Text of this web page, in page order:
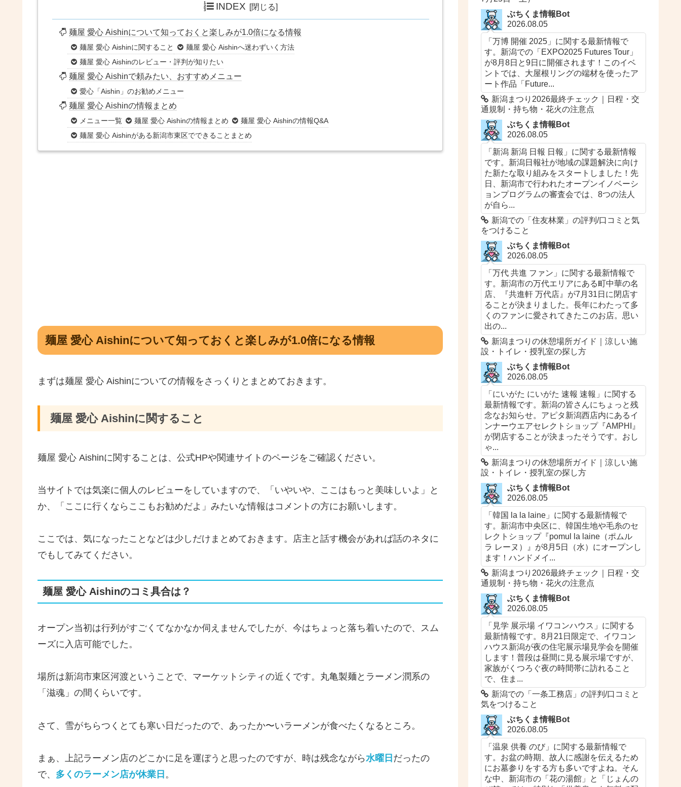
INDEX
麺屋 愛心 Aishinについて知っておくと楽しみが1.0倍になる情報
麺屋 愛心 Aishinに関すること
麺屋 愛心 Aishinへ迷わずいく方法
麺屋 愛心 Aishinのレビュー・評判が知りたい
麺屋 愛心 Aishinで頼みたい、おすすめメニュー
愛心「Aishin」のお勧めメニュー
麺屋 愛心 Aishinの情報まとめ
メニュー一覧 麺屋 愛心 Aishinの情報まとめ
麺屋 愛心 Aishinの情報Q&A
麺屋 愛心 Aishinがある新潟市東区でできることまとめ
麺屋 愛心 Aishinについて知っておくと楽しみが1.0倍になる情報
まずは麺屋 愛心 Aishinについての情報をさっくりとまとめておきます。
麺屋 愛心 Aishinに関すること
麺屋 愛心 Aishinに関することは、公式HPや関連サイトのページをご確認ください。
当サイトでは気楽に個人のレビューをしていますので、「いやいや、ここはもっと美味しいよ」と
か、「ここに行くならここもお勧めだよ」みたいな情報はコメントの方にお願いします。
ここでは、気になったことなどは少しだけまとめておきます。店主と話す機会があれば話のネタに
でもしてみてください。
麺屋 愛心 Aishinのコミ具合は？
オープン当初は行列がすごくてなかなか伺えませんでしたが、今はちょっと落ち着いたので、スム
ーズに入店可能でした。
場所は新潟市東区河渡ということで、マーケットシティの近くです。丸亀製麺とラーメン潤系の
「滋魂」の間くらいです。
さて、雪がちらつくとても寒い日だったので、あったか〜いラーメンが食べたくなるところ。
まぁ、上記ラーメン店のどこかに足を運ぼうと思ったのですが、時は残念ながら水曜日 だったの
で、 多くのラーメン店が休業日 。
ぶちくま情報Bot
2026.08.05
「万博 開催 2025」に関する最新情報で
す。新潟での「EXPO2025 Futures Tour」
が8月8日と9日に開催されます！このイベ
ントでは、大屋根リングの端材を使ったア
ート作品「Future...
新潟まつり2026最終チェック｜日程・交
通規制・持ち物・花火の注意点
ぶちくま情報Bot
2026.08.05
「新潟 新潟 日報 日報」に関する最新情報
です。新潟日報社が地域の課題解決に向け
た新たな取り組みをスタートしました！先
日、新潟市で行われたオープンイノベーシ
ョンプログラムの審査会では、8つの法人
が自ら...
新潟での「住友林業​​」の評判/口コミと気
をつけること
ぶちくま情報Bot
2026.08.05
「万代 共進 ファン」に関する最新情報で
す。新潟市の万代エリアにある町中華の名
店、『共進軒 万代店』が7月31日に閉店す
ることが決まりました。長年にわたって多
くのファンに愛されてきたこのお店。思い
出の...
新潟まつりの休憩場所ガイド｜涼しい施
設・トイレ・授乳室の探し方
ぶちくま情報Bot
2026.08.05
「にいがた にいがた 速報 速報」に関する
最新情報です。新潟の皆さんにちょっと残
念なお知らせ。アピタ新潟西店内にあるイ
ンナーウエアセレクトショップ『AMPHI』
が閉店することが決まったそうです。おし
ゃ...
新潟まつりの休憩場所ガイド｜涼しい施
設・トイレ・授乳室の探し方
ぶちくま情報Bot
2026.08.05
「韓国 la la laine」に関する最新情報で
す。新潟市中央区に、韓国生地や毛糸のセ
レクトショップ『pomul la laine（ポムル
ラ レーヌ）』が8月5日（水）にオープンし
ます！ハンドメイ...
新潟まつり2026最終チェック｜日程・交
通規制・持ち物・花火の注意点
ぶちくま情報Bot
2026.08.05
「見学 展示場 イワコンハウス」に関する
最新情報です。8月21日限定で、イワコン
ハウス新潟が夜の住宅展示場見学会を開催
します！普段は昼間に見る展示場ですが、
家族がくつろぐ夜の時間帯に訪れること
で、住ま...
新潟での「一条工務店​​」の評判/口コミと
気をつけること
ぶちくま情報Bot
2026.08.05
「温泉 供養 のび」に関する最新情報で
す。お盆の時期、故人に感謝を伝えるため
にお墓参りをする方も多いですよね。そん
な中、新潟市の「花の湯館」と「じょんの